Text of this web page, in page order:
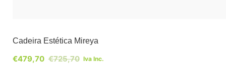
Cadeira Estética Mireya
€725,70
€479,70 Iva Inc.